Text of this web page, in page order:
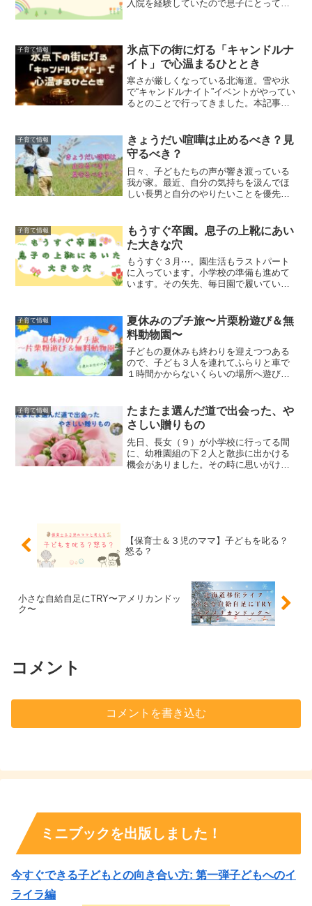
入院を経験していたので息子にとっては
ことに不安を感じている方...
子育て情報
氷点下の街に灯る「キャンドルナ
イト」で心温まるひととき
寒さが厳しくなっている北海道。雪や氷
で“キャンドルナイト”イベントがやってい
るとのことで行ってきました。本記事オ
方・日常を忘れて癒やしを求めている方
商店街が「幻想的な世界...
子育て情報
きょうだい喧嘩は止めるべき？見
守るべき？
日々、子どもたちの声が響き渡っている
我が家。最近、自分の気持ちを汲んでほ
しい長男と自分のやりたいことを優先し
くのか。。。＼こんな方におすすめ／・
子どもの喧嘩の対処の仕方...
子育て情報
もうすぐ卒園。息子の上靴にあい
た大きな穴
もうすぐ３月⋯。園生活もラストパート
に入っています。小学校の準備も進めて
います。その矢先、毎日園で履いている
悩んだことがある方・行事に参加できな
いわが子を心配した経験が...
子育て情報
夏休みのプチ旅〜片栗粉遊び＆無
料動物園〜
子どもの夏休みも終わりを迎えつつある
ので、子ども３人を連れてふらりと車で
１時間かからないくらいの場所へ遊びに
結果的には楽しめたので、良い旅となり
ました。本記事は下記の方...
子育て情報
たまたま選んだ道で出会った、や
さしい贈りもの
先日、長女（９）が小学校に行ってる間
に、幼稚園組の下２人と散歩に出かける
機会がありました。その時に思いがけな
【保育士＆３児のママ】子どもを叱る？
怒る？
小さな自給自足にTRY〜アメリカンドッ
ク〜
コメント
コメントを書き込む
ミニブックを出版しました！
今すぐできる子どもとの向き合い方: 第一弾子どもへのイ
ライラ編